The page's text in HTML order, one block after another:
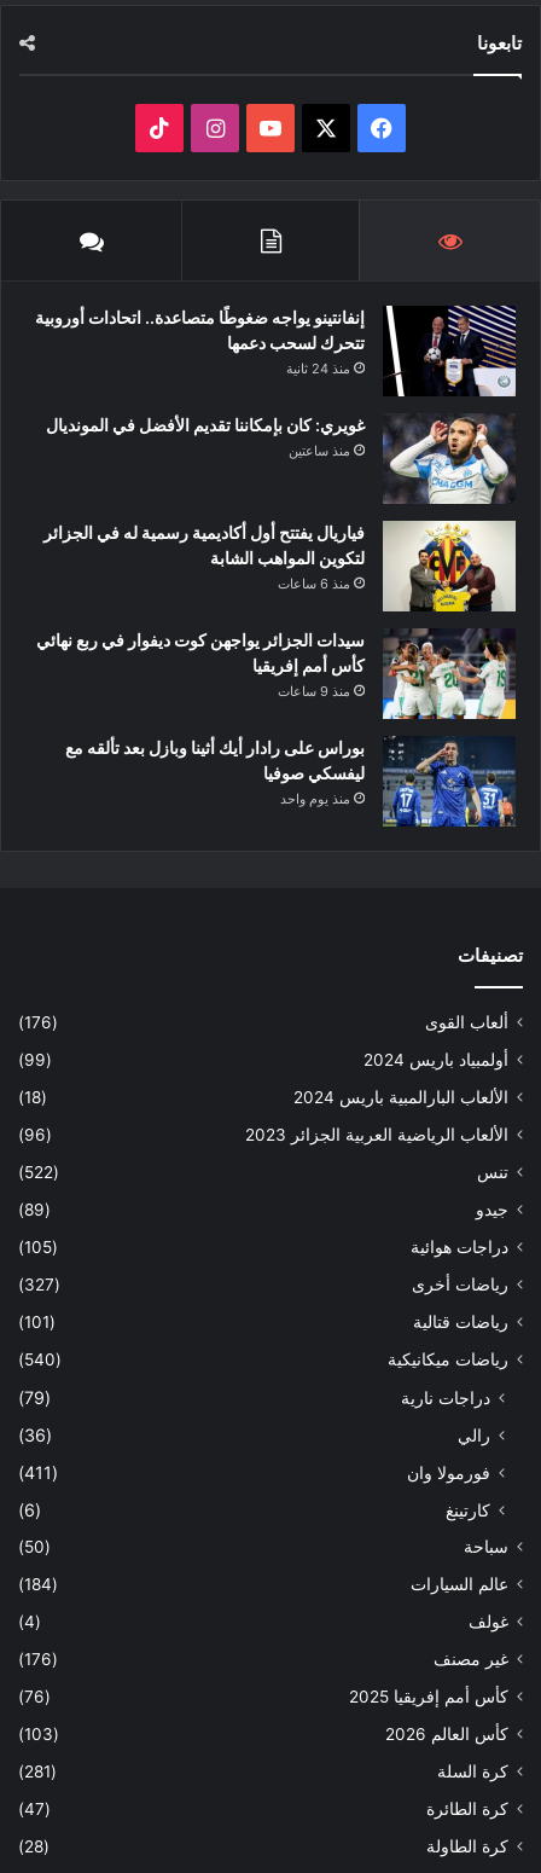
تابعونا
فيسبوك ‫YouTubeانستقرام
إنفانتينو يواجه ضغوطًا متصاعدة.. اتحادات أوروبية
تتحرك لسحب دعمها
منذ 24 ثانية
غويري: كان بإمكاننا تقديم الأفضل في المونديال
منذ ساعتين
فياريال يفتتح أول أكاديمية رسمية له في الجزائر
لتكوين المواهب الشابة
منذ 6 ساعات
سيدات الجزائر يواجهن كوت ديفوار في ربع نهائي
كأس أمم إفريقيا
منذ 9 ساعات
بوراس على رادار أيك أثينا وبازل بعد تألقه مع
ليفسكي صوفيا
منذ يوم واحد
تصنيفات
ألعاب القوى
(176)
أولمبياد باريس 2024
(99)
الألعاب البارالمبية باريس 2024
(18)
الألعاب الرياضية العربية الجزائر 2023
(96)
تنس
(522)
جيدو
(89)
دراجات هوائية
(105)
رياضات أخرى
(327)
رياضات قتالية
(101)
رياضات ميكانيكية
(540)
دراجات نارية
(79)
رالي
(36)
فورمولا وان
(411)
كارتينغ
(6)
سباحة
(50)
عالم السيارات
(184)
غولف
(4)
غير مصنف
(176)
كأس أمم إفريقيا 2025
(76)
كأس العالم 2026
(103)
كرة السلة
(281)
كرة الطائرة
(47)
كرة الطاولة
(28)